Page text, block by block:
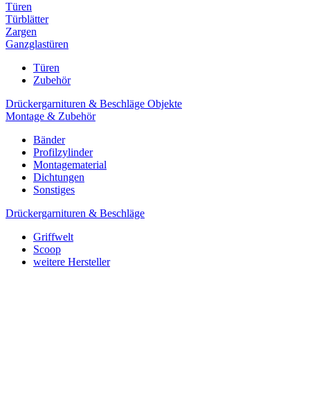
Türen
Türblätter
Zargen
Ganzglastüren
Türen
Zubehör
Drückergarnituren & Beschläge Objekte
Montage & Zubehör
Bänder
Profilzylinder
Montagematerial
Dichtungen
Sonstiges
Drückergarnituren & Beschläge
Griffwelt
Scoop
weitere Hersteller